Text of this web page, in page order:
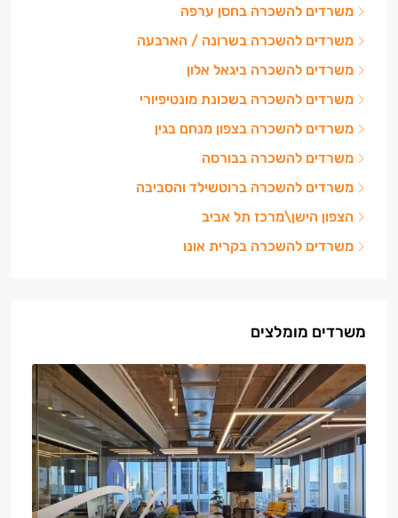
משרדים להשכרה בחסן ערפה
משרדים להשכרה בשרונה / הארבעה
משרדים להשכרה ביגאל אלון
משרדים להשכרה בשכונת מונטיפיורי
משרדים להשכרה בצפון מנחם בגין
משרדים להשכרה בבורסה
משרדים להשכרה ברוטשילד והסביבה
הצפון הישן\מרכז תל אביב
משרדים להשכרה בקרית אונו
משרדים מומלצים